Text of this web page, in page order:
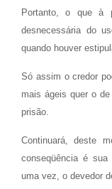
Portanto, o que à
desnecessária do
quando houver
Só assim o credor
mais ágeis quer o
prisão.
Continuará, deste
conseqüência é sua
uma vez, o devedor